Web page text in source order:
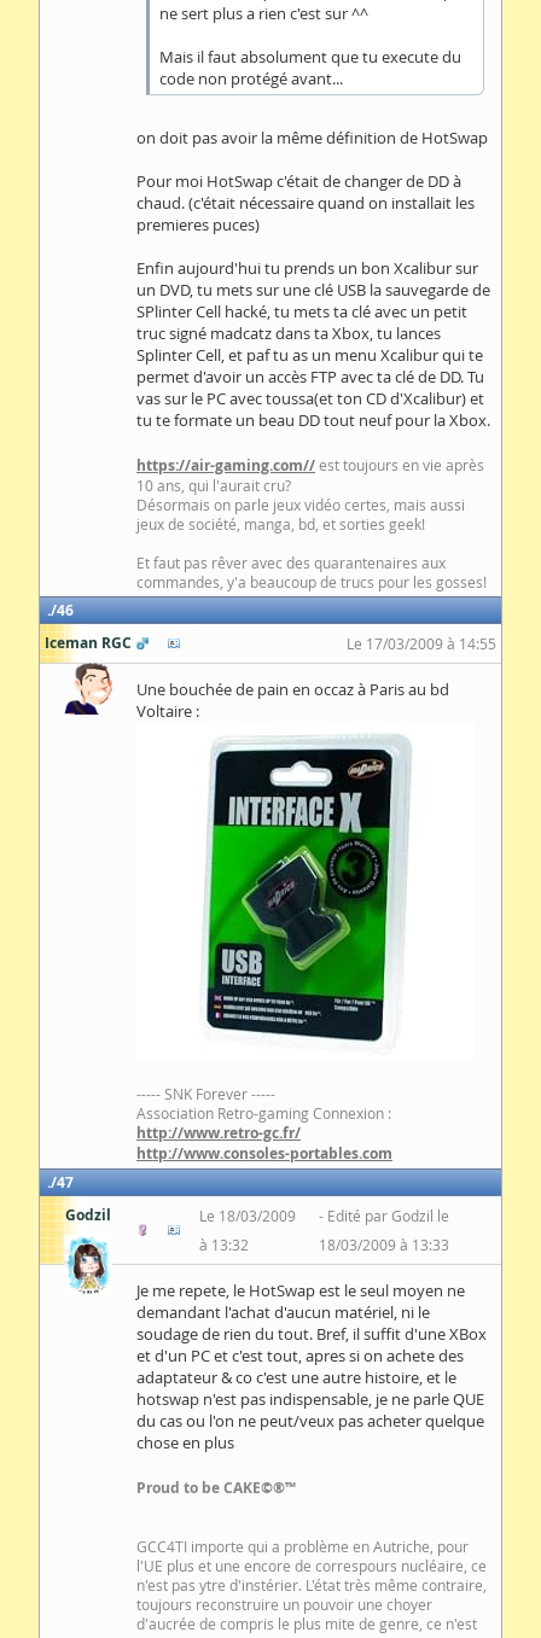
ne sert plus a rien c'est sur ^^
Mais il faut absolument que tu execute du
code non protégé avant...
on doit pas avoir la même définition de HotSwap
Pour moi HotSwap c'était de changer de DD à
chaud. (c'était nécessaire quand on installait les
premieres puces)
Enfin aujourd'hui tu prends un bon Xcalibur sur
un DVD, tu mets sur une clé USB la sauvegarde de
SPlinter Cell hacké, tu mets ta clé avec un petit
truc signé madcatz dans ta Xbox, tu lances
Splinter Cell, et paf tu as un menu Xcalibur qui te
permet d'avoir un accès FTP avec ta clé de DD. Tu
vas sur le PC avec toussa(et ton CD d'Xcalibur) et
tu te formate un beau DD tout neuf pour la Xbox.
https://air-gaming.com//est toujours en vie après
10 ans, qui l'aurait cru?
Désormais on parle jeux vidéo certes, mais aussi
jeux de société, manga, bd, et sorties geek!
Et faut pas rêver avec des quarantenaires aux
commandes, y'a beaucoup de trucs pour les gosses!
46
Iceman RGC
Le 17/03/2009 à 14:55
Une bouchée de pain en occaz à Paris au bd
Voltaire :
----- SNK Forever -----
Association Retro-gaming Connexion :
http://www.retro-gc.fr/
http://www.consoles-portables.com
47
Godzil
Le 18/03/2009
à 13:32
Edité par Godzil le
18/03/2009 à 13:33
Je me repete, le HotSwap est le seul moyen ne
demandant l'achat d'aucun matériel, ni le
soudage de rien du tout. Bref, il suffit d'une XBox
et d'un PC et c'est tout, apres si on achete des
adaptateur & co c'est une autre histoire, et le
hotswap n'est pas indispensable, je ne parle QUE
du cas ou l'on ne peut/veux pas acheter quelque
chose en plus
Proud to be CAKE©®™
GCC4TI importe qui a problème en Autriche, pour
l'UE plus et une encore de correspours nucléaire, ce
n'est pas ytre d'instérier. L'état très même contraire,
toujours reconstruire un pouvoir une choyer
d'aucrée de compris le plus mite de genre, ce n'est